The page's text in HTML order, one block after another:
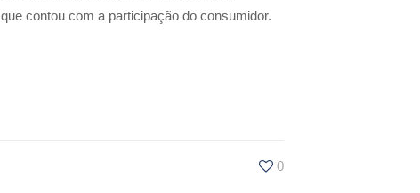
contou com a participação do consumidor.
0